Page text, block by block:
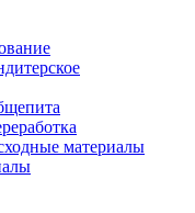
материалы